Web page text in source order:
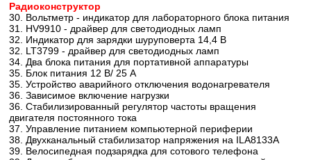
Радиоконструктор
30. Вольтметр - индикатор для лабораторного блока питания
31. HV9910 - драйвер для светодиодных ламп
32. Индикатор для зарядки шуруповерта 14,4 В
32. LT3799 - драйвер для светодиодных ламп
34. Два блока питания для портативной аппаратуры
35. Блок питания 12 В/ 25 А
35. Устройство аварийного отключения водонагревателя
36. Зависимое включение нагрузки
36. Стабилизированный регулятор частоты вращения
двигателя постоянного тока
37. Управление питанием компьютерной периферии
38. Двухканальный стабилизатор напряжения на ILA8133A
39. Велосипедная подзарядка для сотового телефона